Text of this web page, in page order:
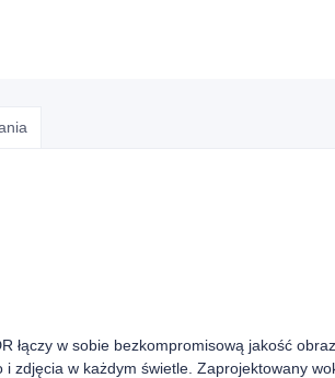
łączy w sobie bezkompromisową jakość
w każdym świetle. Zaprojektowany